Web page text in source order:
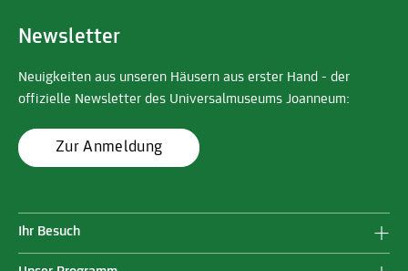
Newsletter
Neuigkeiten aus unseren Häusern aus erster Hand - der
offizielle Newsletter des Universalmuseums Joanneum:
Zur Anmeldung
Ihr Besuch